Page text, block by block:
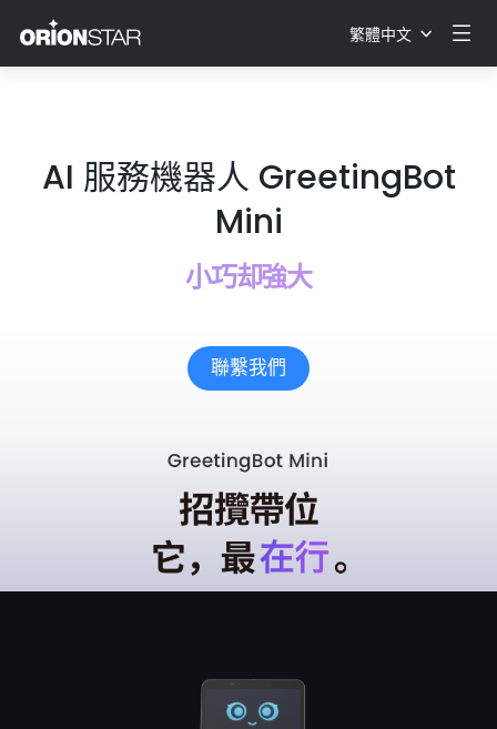
繁體中文
AI 服務機器人 GreetingBot
Mini
小巧却強大
聯繫我們